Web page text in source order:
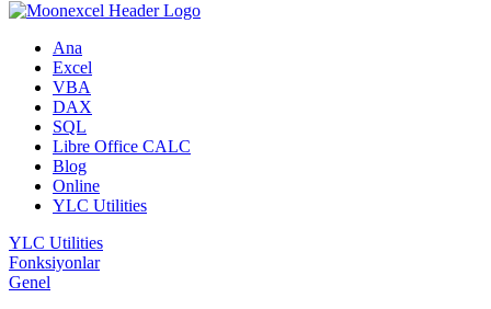
Ana
Excel
VBA
DAX
SQL
Libre Office CALC
Blog
Online
YLC Utilities
YLC Utilities
Fonksiyonlar
Genel